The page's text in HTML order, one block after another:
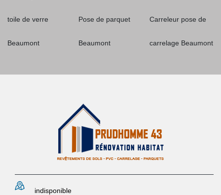
toile de verre
Beaumont
Pose de parquet
Beaumont
Carreleur pose de
carrelage Beaumont
indisponible